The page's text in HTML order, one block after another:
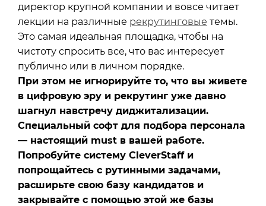
директор крупной компании и вовсе читает
лекции на различные рекрутинговые темы.
Это самая идеальная площадка, чтобы на
чистоту спросить все, что вас интересует
публично или в личном порядке.
При этом не игнорируйте то, что вы живете
в цифровую эру и рекрутинг уже давно
шагнул навстречу диджитализации.
Специальный софт для подбора персонала
— настоящий must в вашей работе.
Попробуйте систему CleverStaff и
попрощайтесь с рутинными задачами,
расширьте свою базу кандидатов и
закрывайте с помощью этой же базы